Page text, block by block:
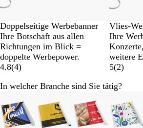
Doppelseitige Werbebanner
Ihre Botschaft aus allen
Richtungen im Blick =
doppelte Werbepower.
4.8(4)
Vlies-
Ihre
weitere
5(2)
In welcher Branche sind Sie tätig?
1
bis